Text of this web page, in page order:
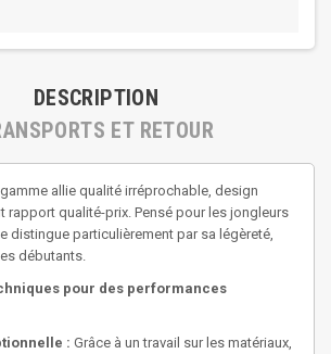
DESCRIPTION
ET RETOUR
allie qualité irréprochable, design
rapport qualité-prix. Pensé pour les jongleurs
distingue particulièrement par sa légèreté,
débutants.
pour des performances
: Grâce à un travail sur les matériaux,